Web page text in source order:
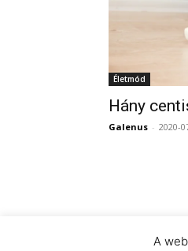
Életmód
Hány
Galenus - 2020-
A